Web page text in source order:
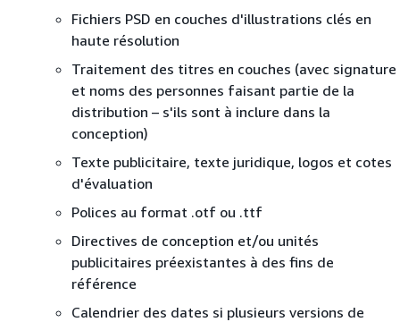
Fichiers PSD en couches d'illustrations clés en
haute résolution
Traitement des titres en couches (avec signature
et noms des personnes faisant partie de la
distribution – s'ils sont à inclure dans la
conception)
Texte publicitaire, texte juridique, logos et cotes
d'évaluation
Polices au format .otf ou .ttf
Directives de conception et/ou unités
publicitaires préexistantes à des fins de
référence
Calendrier des dates si plusieurs versions de